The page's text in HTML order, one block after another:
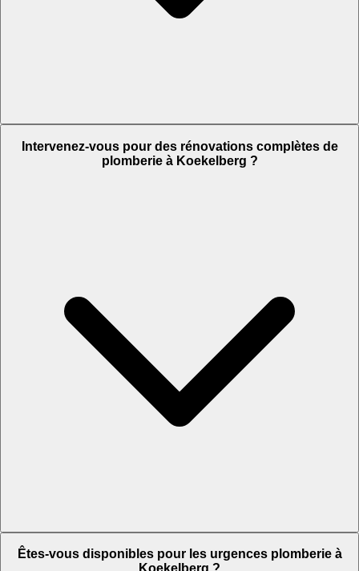
Intervenez-vous pour des rénovations complètes de
plomberie à Koekelberg ?
Êtes-vous disponibles pour les urgences plomberie à